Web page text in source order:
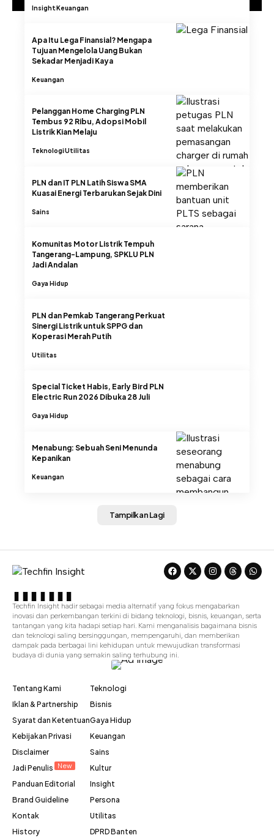
InsightKeuangan
Apa Itu Lega Finansial? Mengapa
Tujuan Mengelola Uang Bukan
Sekadar Menjadi Kaya
Keuangan
Pelanggan Home Charging PLN
Tembus 92 Ribu, Adopsi Mobil
Listrik Kian Melaju
TeknologiUtilitas
PLN dan IT PLN Latih Siswa SMA
Kuasai Energi Terbarukan Sejak Dini
Sains
Komunitas Motor Listrik Tempuh
Tangerang-Lampung, SPKLU PLN
Jadi Andalan
Gaya Hidup
PLN dan Pemkab Tangerang Perkuat
Sinergi Listrik untuk SPPG dan
Koperasi Merah Putih
Utilitas
Special Ticket Habis, Early Bird PLN
Electric Run 2026 Dibuka 28 Juli
Gaya Hidup
Menabung: Sebuah Seni Menunda
Kepanikan
Keuangan
Tampilkan Lagi
Techfin Insight hadir sebagai media alternatif yang fokus mengabarkan
inovasi dan perkembangan terkini di bidang teknologi, bisnis, keuangan, serta
tantangan yang kita hadapi setiap hari. Kami menganalisis bagaimana bisnis
dan teknologi saling bersinggungan, mempengaruhi, dan memberikan
dampak pada berbagai lini kehidupan untuk mewujudkan transformasi
budaya di dunia yang semakin saling terhubung ini.
Tentang Kami
Iklan & Partnership
Syarat dan Ketentuan
Kebijakan Privasi
Disclaimer
Jadi Penulis
New
Panduan Editorial
Brand Guideline
Kontak
History
Teknologi
Bisnis
Gaya Hidup
Keuangan
Sains
Kultur
Insight
Persona
Utilitas
DPRD Banten